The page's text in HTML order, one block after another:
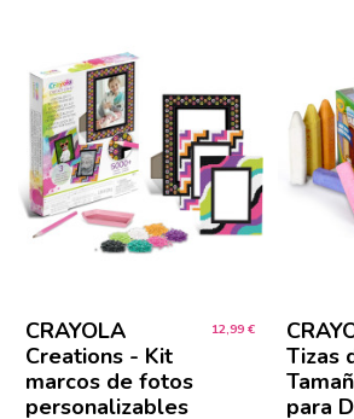
CRAYOLA
Creations - Kit
marcos de fotos
personalizables
12,99 €
Tizas
para